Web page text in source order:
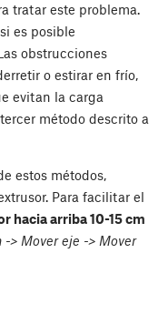
tratar este problema.
es posible
obstrucciones
o estirar en frío,
evitan la carga
método descrito a
estos métodos,
Para facilitar el
hacia arriba 10-15 cm
> Mover eje -> Mover